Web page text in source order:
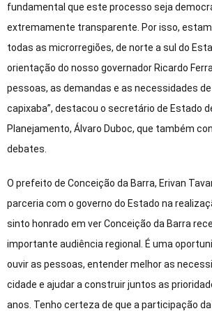
fundamental que este processo seja
extremamente transparente. Por isso,
todas as microrregiões, de norte a sul do
orientação do nosso governador Ricardo
pessoas, as demandas e as necessidades
capixaba”, destacou o secretário de Estado
Planejamento, Álvaro Duboc, que também
debates.
O prefeito de Conceição da Barra, Erivan
parceria com o governo do Estado na
sinto honrado em ver Conceição da Barra
importante audiência regional. É uma
ouvir as pessoas, entender melhor as
cidade e ajudar a construir juntos as
anos. Tenho certeza de que a participação